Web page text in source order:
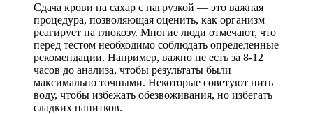
Сдача крови на сахар с нагрузкой — это важная
процедура, позволяющая оценить, как организм
реагирует на глюкозу. Многие люди отмечают, что
перед тестом необходимо соблюдать определенные
рекомендации. Например, важно не есть за 8-12
часов до анализа, чтобы результаты были
максимально точными. Некоторые советуют пить
воду, чтобы избежать обезвоживания, но избегать
сладких напитков.